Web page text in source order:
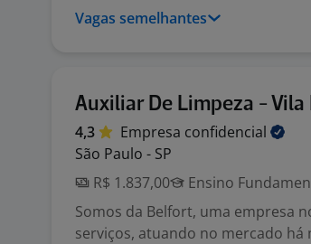
Vagas semelhantes
Auxiliar De Limpeza - Vila
4,3 Empresa confidencial
São Paulo - SP
R$ 1.837,00
Ensino
Somos da Belfort, uma empresa
serviços, atuando no mercado há